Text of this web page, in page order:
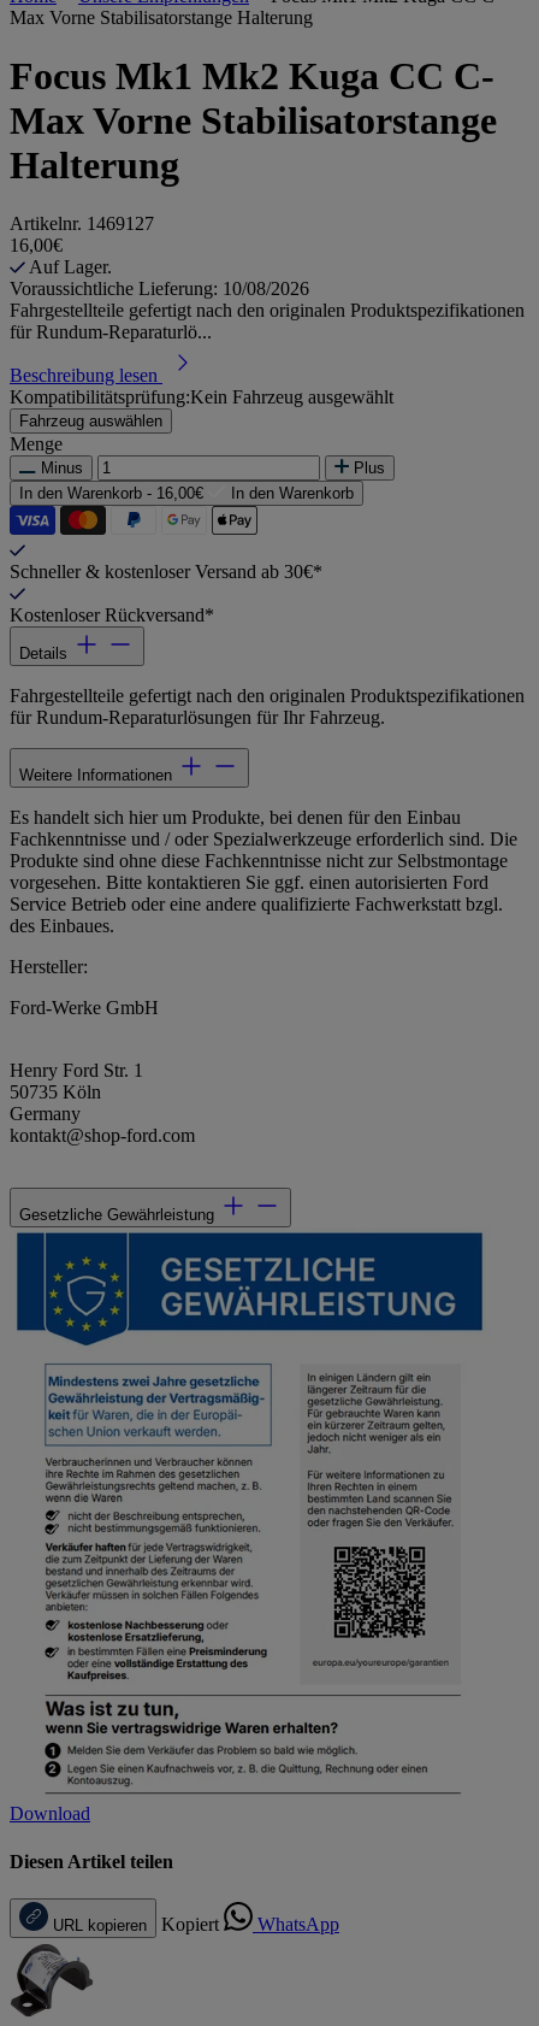
Max Vorne Stabilisatorstange Halterung
Focus Mk1 Mk2 Kuga CC C-
Max Vorne Stabilisatorstange
Halterung
Artikelnr. 1469127
16,00€
Auf Lager.
Voraussichtliche Lieferung: 10/08/2026
Fahrgestellteile gefertigt nach den originalen Produktspezifikationen
für Rundum-Reparaturlö...
Beschreibung lesen
Kompatibilitätsprüfung:Kein Fahrzeug ausgewählt
Fahrzeug auswählen
Menge
Minus
Plus
In den Warenkorb - 16,00€ In den Warenkorb
Schneller & kostenloser Versand ab 30€*
Kostenloser Rückversand*
Details
Fahrgestellteile gefertigt nach den originalen Produktspezifikationen
für Rundum-Reparaturlösungen für Ihr Fahrzeug.
Weitere Informationen
Es handelt sich hier um Produkte, bei denen für den Einbau
Fachkenntnisse und / oder Spezialwerkzeuge erforderlich sind. Die
Produkte sind ohne diese Fachkenntnisse nicht zur Selbstmontage
vorgesehen. Bitte kontaktieren Sie ggf. einen autorisierten Ford
Service Betrieb oder eine andere qualifizierte Fachwerkstatt bzgl.
des Einbaues.
Hersteller:
Ford-Werke GmbH
Henry Ford Str. 1
50735 Köln
Germany
kontakt@shop-ford.com
Gesetzliche Gewährleistung
Download
Diesen Artikel teilen
URL kopieren Kopiert WhatsApp